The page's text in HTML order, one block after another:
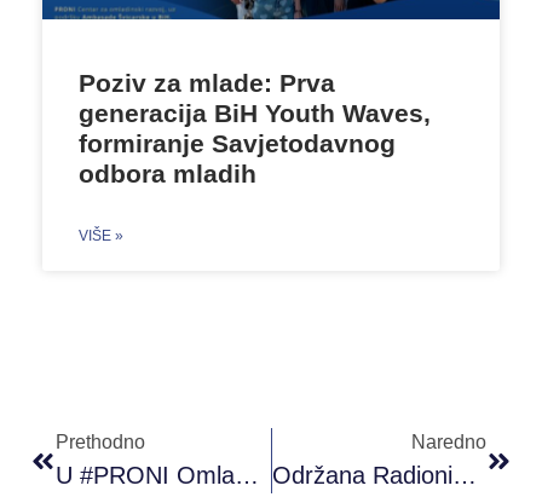
Poziv za mlade: Prva
generacija BiH Youth Waves,
formiranje Savjetodavnog
odbora mladih
VIŠE »
Prethodno
U #PRONI Omladinskom Klubu Sarajevo Održana Je Online Radionica Digitalni Marketing
Naredno
Održana Radionica Kaligrafija